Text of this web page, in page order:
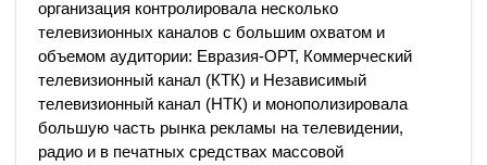
организация контролировала несколько
телевизионных каналов с большим охватом и
объемом аудитории: Евразия-ОРТ, Коммерческий
телевизионный канал (КТК) и Независимый
телевизионный канал (НТК) и монополизировала
большую часть рынка рекламы на телевидении,
радио и в печатных средствах массовой